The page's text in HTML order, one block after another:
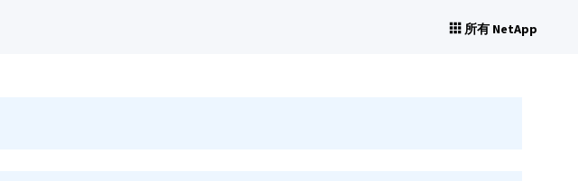
所有 NetApp